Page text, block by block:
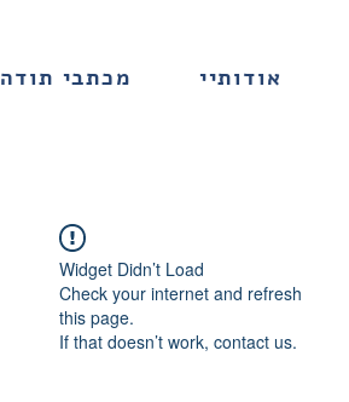
אודותיי מכתבי תודה
Widget Didn’t Load
Check your internet and refresh
this page.
If that doesn’t work, contact us.